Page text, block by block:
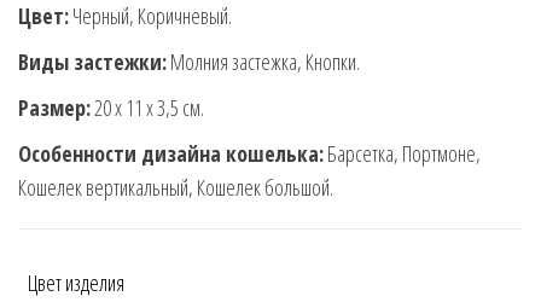
Цвет:Черный, Коричневый.
Виды застежки:Молния застежка, Кнопки.
Размер:20 х 11 х 3,5 см.
Особенности дизайна кошелька:Барсетка, Портмоне,
Кошелек вертикальный, Кошелек большой.
Цвет изделия